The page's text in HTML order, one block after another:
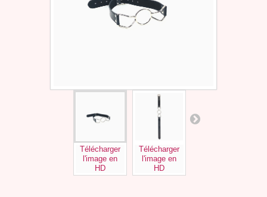
Télécharger
l'image en
HD
Télécharger
l'image en
HD